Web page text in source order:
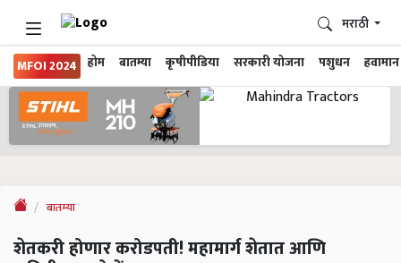
MFOI 2024 होम बातम्या कृषीपीडिया सरकारी योजना पशुधन हवामान
मराठी
बातम्या
शेतकरी होणार करोडपती! महामार्ग शेतात आणि